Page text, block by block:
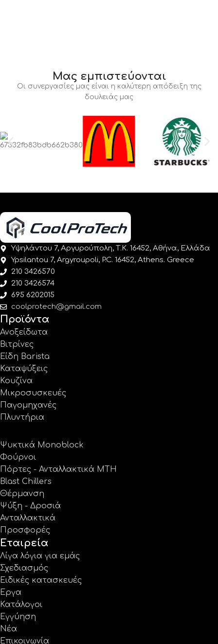
Μας εμπιστεύονται
Οι συνεργασίες μας είναι η καλύτερη απόδειξη της
δουλειάς μας
Υψηλάντου 7, Αργυρούπολη, Τ.Κ. 16452, Αθήνα, Ελλάδα
Ypsilantou 7, Argyroupoli, P.C. 16452, Athens. Greece
210 3426570
210 3426574
695 6202015
coolprotech@gmail.com
Προϊόντα
Ανοξείδωτα
Βιτρίνες
Είδη Barista
Καταψύξεις
Κουζίνα
Μικροσυσκευές
Παγομηχανές
Πλυντήρια
Ψυκτικά Monoblock
Φούρνοι
Πόρτες - Ανταλλακτικά MTH
Blast Chillers
Θέρμανση
Ψύξη - Δροσιά
Ανταλλακτικά
Προσφορές
Εταιρεία
Λίγα λόγια για εμάς
Σχεδιασμός
Ειδικές κατασκευές
Έργα
Κατάλογοι
Εγγύηση
Νέα
Επικοινωνία